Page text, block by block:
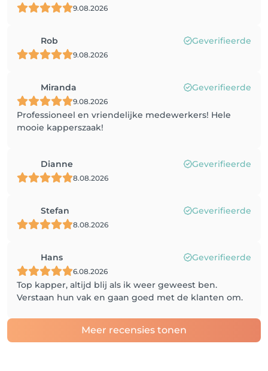
9.08.2026
Rob Geverifieerde
9.08.2026
Miranda Geverifieerde
9.08.2026
Professioneel en vriendelijke medewerkers! Hele
mooie kapperszaak!
Dianne Geverifieerde
8.08.2026
Stefan Geverifieerde
8.08.2026
Hans Geverifieerde
6.08.2026
Top kapper, altijd blij als ik weer geweest ben.
Verstaan hun vak en gaan goed met de klanten om.
Meer recensies tonen